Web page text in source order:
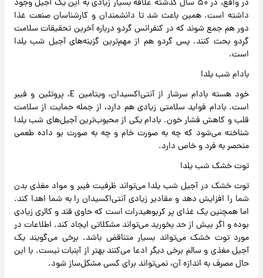
در واقع، در ۵۰ سال گذشته علاقه بسیار زیادی به این یک آجیل وجود
داشته است. همین باعث شد تا دانشمندان و کارشناسان صنعت غذا
دور هم جمع شوند که در کنفرانس گردو درباره آخرین تحقیقات سلامت
گردو بحث کنند. پس گردو هم از مهم‎‌ترین گزینه‌های آجیل شب یلدا
است.
بادام شب یلدا
خود هسته بادام سرشار از آنتی‌اکسیدان، ویتامین E، پروتئین و فیبر
است. بادام فواید سلامتی زیادی هم دارد، از جمله حمایت از سلامت
قلب و کاهش فشار خون. بادام یکی از محبوب‌ترین آجیل‌های شب یلدا
شناخته می‌شود که چه به صورت خام و چه به صورت بو داده طعمی
منحصر به فرد و خاص دارد.
توت خشک شب یلدا
توت خشک در آجیل شب یلدا می‌تواند ظرفیت فیبر و مواد مغذی بدن
شما را افزایش دهد و مقادیر زیادی آنتی‌اکسیدان را به شما اهدا کند.
اما همچنین یک غذای پر کربوهیدرات است که حاوی قند و کالری زیادی
بوده و اگر بیش از حد بخورید می‌تواند مشکلاتی ایجاد کند. اطلاعات در
مورد توت خشک می‌تواند بسیار متناقض باشد. برخی می‌گویند یک
آجیل مغذی و سالم برخی دیگر ادعا می‌کنند بهتر از آبنبات نیست. با این
حال مصرف به اندازه آن، نمی‌تواند برای کسی مشکل‌ساز شود.